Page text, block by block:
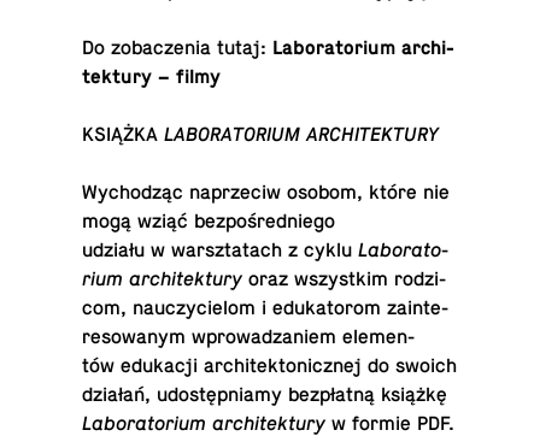
Do zo­ba­cze­nia tutaj: La­bo­ra­to­rium ar­chi­
tek­tu­ry – filmy
KSIĄŻKALA­BO­RA­TO­RIUM ARCHITEKTURY
Wy­cho­dząc na­prze­ciw osobom, które nie
mogą wziąć bez­po­śred­nie­go
udziału w warsz­ta­tach z cykluLa­bo­ra­to­
rium architektury oraz wszyst­kim ro­dzi­
com, na­uczy­cie­lom i edu­ka­to­rom za­in­te­
re­so­wa­nym wpro­wa­dza­niem ele­men­
tów edu­ka­cji ar­chi­tek­to­nicz­nej do swoich
działań, udo­stęp­nia­my bez­płat­ną książkę
La­bo­ra­to­rium architektury w formie PDF.